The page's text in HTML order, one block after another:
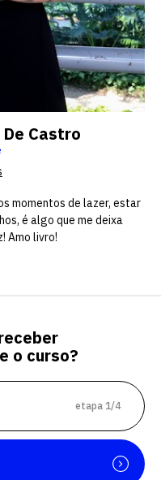
Castro
momentos de lazer, estar
é algo que me deixa
Amo livro!
o curso?
etapa 1/4